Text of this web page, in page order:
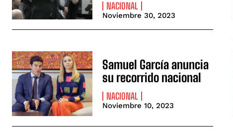
NACIONAL
Noviembre 30, 2023
Samuel García anuncia
su recorrido nacional
NACIONAL
Noviembre 10, 2023